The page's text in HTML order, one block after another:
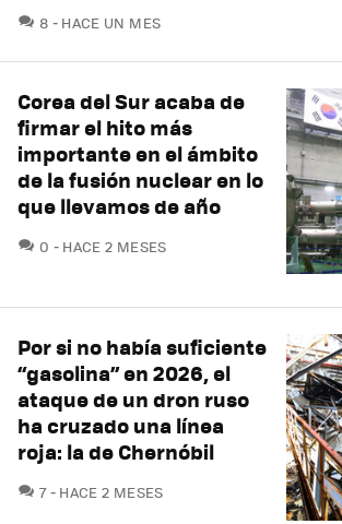
8 COMENTARIOS
HACE UN MES
Corea del Sur acaba de
firmar el hito más
importante en el ámbito
de la fusión nuclear en lo
que llevamos de año
0 COMENTARIOS
HACE 2 MESES
Por si no había suficiente
“gasolina” en 2026, el
ataque de un dron ruso
ha cruzado una línea
roja: la de Chernóbil
7COMENTARIOS
HACE 2 MESES